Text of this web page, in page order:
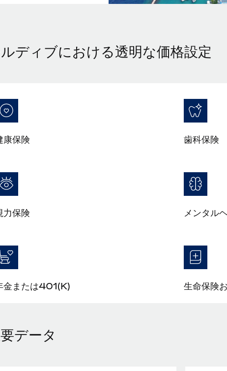
ディブにおける透明な価格設定
康保険 歯科保険
力保険 メンタル
金または401(K) 生命保険
データ